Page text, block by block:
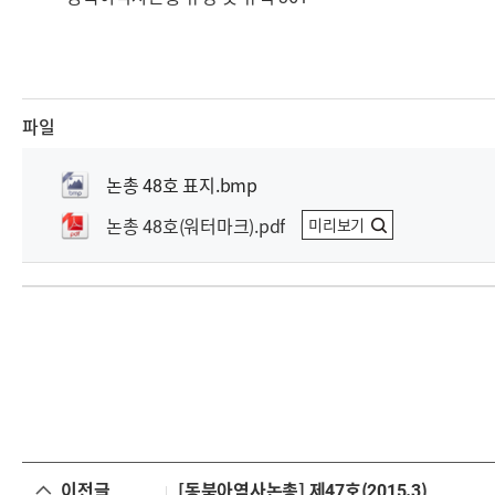
파일
논총 48호 표지.bmp
논총 48호(워터마크).pdf
미리보기